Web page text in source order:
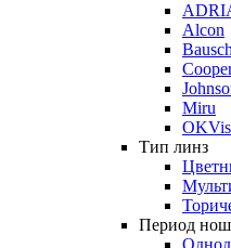
Alcon
Miru
Тип линз
Период